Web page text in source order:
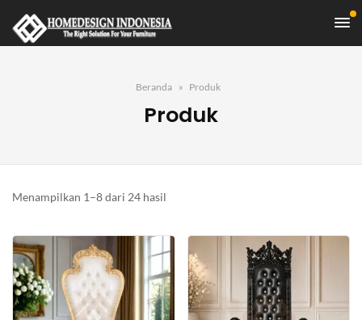
Beranda Produk
Produk
Menampilkan 1–8 dari 24 hasil
yang
terbaru